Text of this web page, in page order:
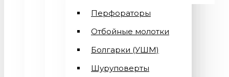
Перфораторы
Отбойные молотки
Болгарки (УШМ)
Шуруповерты